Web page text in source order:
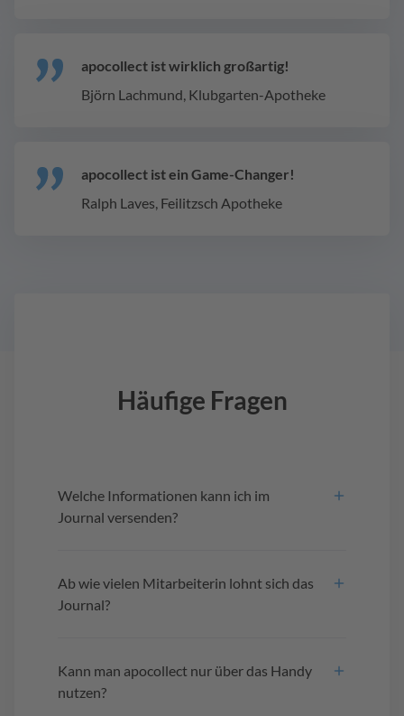
apocollect ist wirklich großartig!
Björn Lachmund, Klubgarten-Apotheke
apocollect ist ein Game-Changer!
Ralph Laves, Feilitzsch Apotheke
Häufige Fragen
Welche Informationen kann ich im
Journal versenden?
Ab wie vielen Mitarbeiterin lohnt sich das
Journal?
Kann man apocollect nur über das Handy
nutzen?